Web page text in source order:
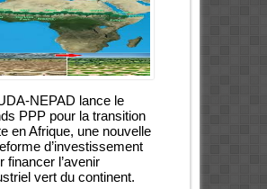
NEPAD lance le
PPP pour la transition
en Afrique, une nouvelle
d’investissement
financer l’avenir
vert du continent.